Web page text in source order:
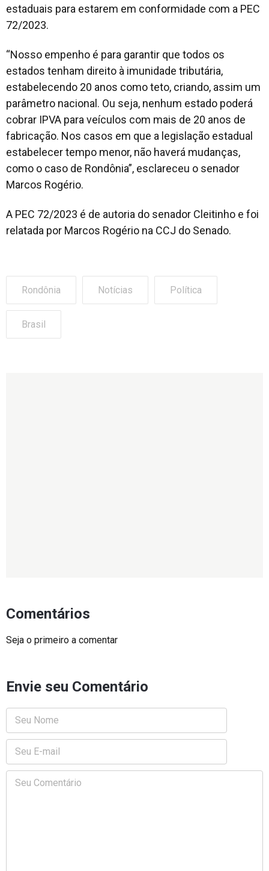
estaduais para estarem em conformidade com a PEC
72/2023.
“Nosso empenho é para garantir que todos os
estados tenham direito à imunidade tributária,
estabelecendo 20 anos como teto, criando, assim um
parâmetro nacional. Ou seja, nenhum estado poderá
cobrar IPVA para veículos com mais de 20 anos de
fabricação. Nos casos em que a legislação estadual
estabelecer tempo menor, não haverá mudanças,
como o caso de Rondônia”, esclareceu o senador
Marcos Rogério.
A PEC 72/2023 é de autoria do senador Cleitinho e foi
relatada por Marcos Rogério na CCJ do Senado.
Rondônia Notícias Política
Brasil
Comentários
Seja o primeiro a comentar
Envie seu Comentário